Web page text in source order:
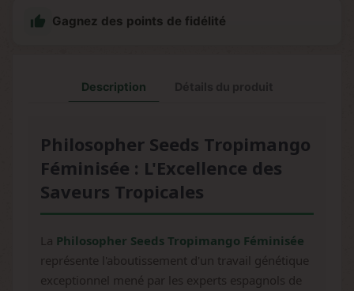
 Gagnez des points de fidélité
Description
Philosopher Seeds Tropimango
Féminisée : L'Excellence des
Saveurs Tropicales
La Philosopher Seeds Tropimango Féminisée
représente l'aboutissement d'un travail génétique
exceptionnel mené par les experts espagnols de